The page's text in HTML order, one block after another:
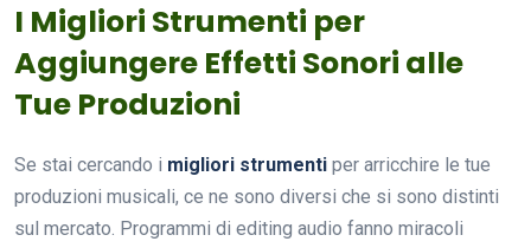
I Migliori Strumenti per
Aggiungere Effetti Sonori alle
Tue Produzioni
Se stai cercando i migliori strumenti per arricchire le tue
produzioni musicali, ce ne sono diversi che si sono distinti
sul mercato. Programmi di editing audio fanno miracoli